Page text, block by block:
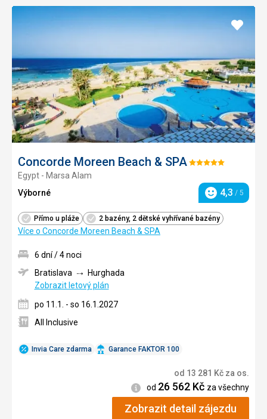
Concorde Moreen Beach & SPAHodnocení:
Egypt - Marsa Alam
Výborné
Hodnocení
4,3 / 5
Přímo u pláže 2 bazény, 2 dětské vyhřívané bazény
Více o Concorde Moreen Beach & SPA
Přidat
Invia Care zdarma Garance FAKTOR 100
6 dní / 4 noci
Bratislava
Hurghada
Zobrazit letový plán
po 11.1. - so 16.1.2027
All Inclusive
od 13 281 Kč za os.
Informace
od 26 562 Kč za všechny
Zobrazit detail zájezdu